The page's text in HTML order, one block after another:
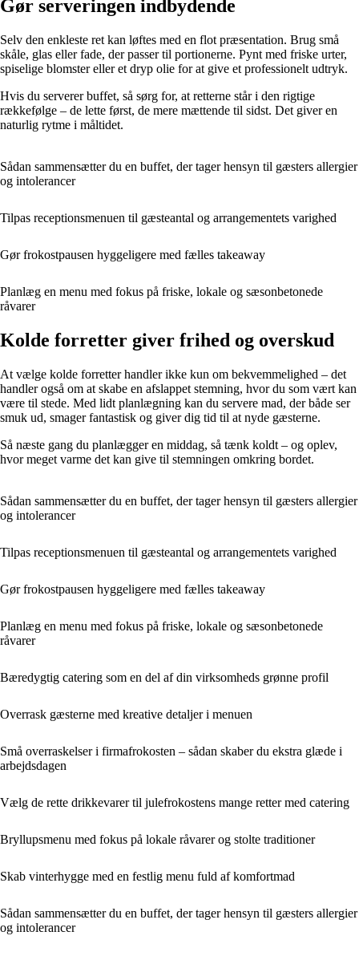
Gør serveringen indbydende
Selv den enkleste ret kan løftes med en flot præsentation. Brug små
skåle, glas eller fade, der passer til portionerne. Pynt med friske urter,
spiselige blomster eller et dryp olie for at give et professionelt udtryk.
Hvis du serverer buffet, så sørg for, at retterne står i den rigtige
rækkefølge – de lette først, de mere mættende til sidst. Det giver en
naturlig rytme i måltidet.
Sådan sammensætter du en buffet, der tager hensyn til gæsters allergier
og intolerancer
Tilpas receptionsmenuen til gæsteantal og arrangementets varighed
Gør frokostpausen hyggeligere med fælles takeaway
Planlæg en menu med fokus på friske, lokale og sæsonbetonede
råvarer
Kolde forretter giver frihed og overskud
At vælge kolde forretter handler ikke kun om bekvemmelighed – det
handler også om at skabe en afslappet stemning, hvor du som vært kan
være til stede. Med lidt planlægning kan du servere mad, der både ser
smuk ud, smager fantastisk og giver dig tid til at nyde gæsterne.
Så næste gang du planlægger en middag, så tænk koldt – og oplev,
hvor meget varme det kan give til stemningen omkring bordet.
Sådan sammensætter du en buffet, der tager hensyn til gæsters allergier
og intolerancer
Tilpas receptionsmenuen til gæsteantal og arrangementets varighed
Gør frokostpausen hyggeligere med fælles takeaway
Planlæg en menu med fokus på friske, lokale og sæsonbetonede
råvarer
Bæredygtig catering som en del af din virksomheds grønne profil
Overrask gæsterne med kreative detaljer i menuen
Små overraskelser i firmafrokosten – sådan skaber du ekstra glæde i
arbejdsdagen
Vælg de rette drikkevarer til julefrokostens mange retter med catering
Bryllupsmenu med fokus på lokale råvarer og stolte traditioner
Skab vinterhygge med en festlig menu fuld af komfortmad
Sådan sammensætter du en buffet, der tager hensyn til gæsters allergier
og intolerancer